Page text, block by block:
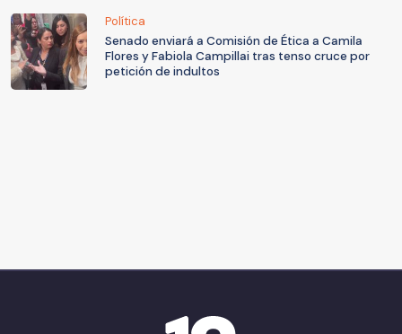
Política
Senado enviará a Comisión de Ética a Camila
Flores y Fabiola Campillai tras tenso cruce por
petición de indultos